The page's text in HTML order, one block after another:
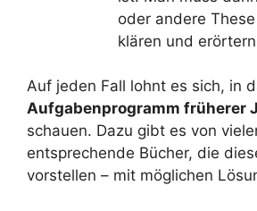
oder andere
klären und
Auf jeden Fall lohnt es sich, in
Aufgabenprogramm früherer
schauen. Dazu gibt es von
entsprechende Bücher, die
vorstellen – mit möglichen